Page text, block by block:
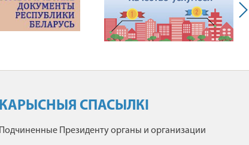
КАРЫСНЫЯ СПАСЫЛКІ
Подчиненные Президенту органы и организации